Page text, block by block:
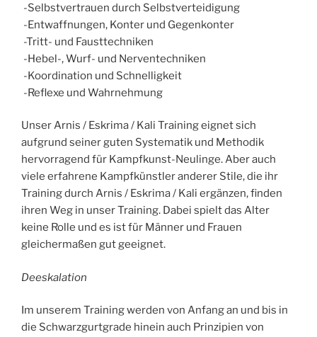
-Selbstvertrauen durch Selbstverteidigung
-Entwaffnungen, Konter und Gegenkonter
-Tritt- und Fausttechniken
-Hebel-, Wurf- und Nerventechniken
-Koordination und Schnelligkeit
-Reflexe und Wahrnehmung
Unser Arnis / Eskrima / Kali Training eignet sich
aufgrund seiner guten Systematik und Methodik
hervorragend für Kampfkunst-Neulinge. Aber auch
viele erfahrene Kampfkünstler anderer Stile, die ihr
Training durch Arnis / Eskrima / Kali ergänzen, finden
ihren Weg in unser Training. Dabei spielt das Alter
keine Rolle und es ist für Männer und Frauen
gleichermaßen gut geeignet.
Deeskalation
Im unserem Training werden von Anfang an und bis in
die Schwarzgurtgrade hinein auch Prinzipien von